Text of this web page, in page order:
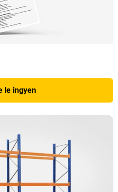
le ingyen